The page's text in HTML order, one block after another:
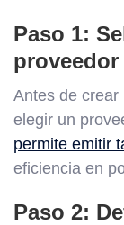
Paso 1:
Antes de crear
elegir un
permite emitir
eficiencia en
Paso 2: